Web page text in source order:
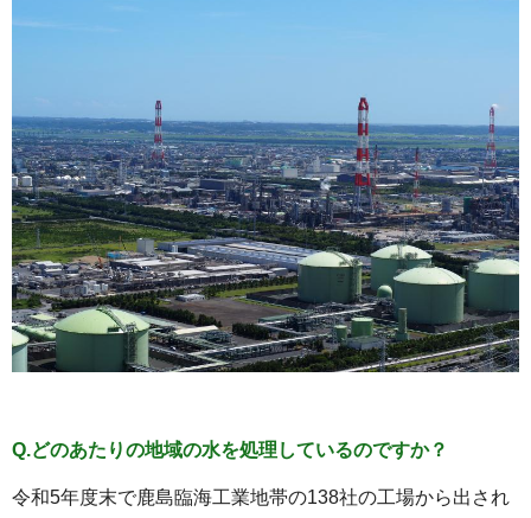
Q.どのあたりの地域の水を処理しているのですか？
令和5年度末で鹿島臨海工業地帯の138社の工場から出され